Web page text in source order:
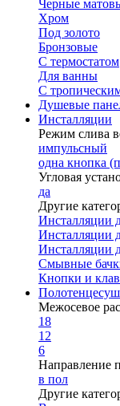
Черные
Хром
Под золото
Бронзовые
С термостатом
Для ванны
С
Душевые
Инсталляции
Режим слива
импульсный
одна кнопка
Угловая
да
Другие
Инсталляции
Инсталляции
Инсталляции
Смывные
Кнопки и
Межосевое
18
12
6
Направление
в пол
Другие